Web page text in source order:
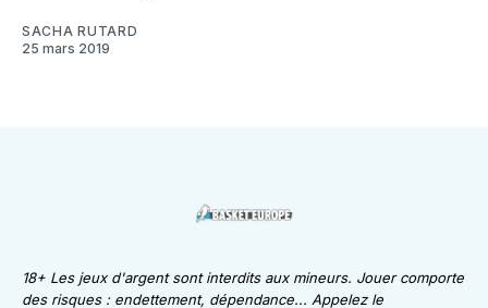
SACHA RUTARD
25 mars 2019
18+ Les jeux d'argent sont interdits aux mineurs. Jouer comporte
des risques : endettement, dépendance... Appelez le